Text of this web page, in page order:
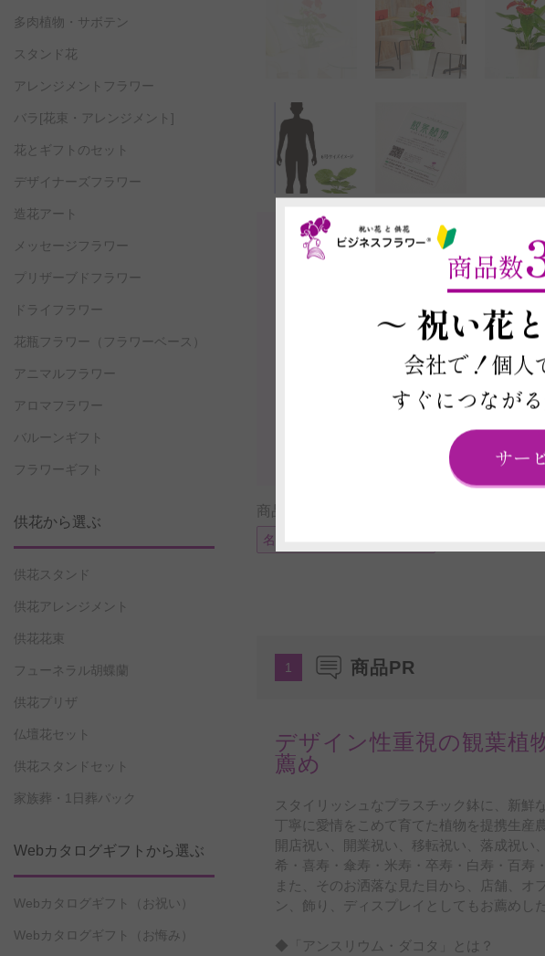
商品に付帯可能なサービス
名札またはメッセージカード
1 商品PR
デザイン性重視の観葉植
薦め
スタイリッシュなプラスチック鉢に、新鮮
丁寧に愛情をこめて育てた植物を提携生産
開店祝い、開業祝い、移転祝い、落成祝
希・喜寿・傘寿・米寿・卒寿・白寿・百寿
また、そのお洒落な見た目から、店舗、
ン、飾り、ディスプレイとしてもお薦めし
◆「アンスリウム・ダコタ」とは？
多肉植物・サボテン
スタンド花
アレンジメントフラワー
バラ[花束・アレンジメント]
花とギフトのセット
デザイナーズフラワー
造花アート
メッセージフラワー
プリザーブドフラワー
ドライフラワー
花瓶フラワー （フラワーベース）
アニマルフラワー
アロマフラワー
バルーンギフト
フラワーギフト
供花から選ぶ
供花スタンド
供花アレンジメント
供花花束
フューネラル胡蝶蘭
供花プリザ
仏壇花セット
供花スタンドセット
家族葬・1日葬パック
Webカタログギフトから選ぶ
Webカタログギフト（お祝い）
Webカタログギフト（お悔み）
商品数
～ 祝い花
会社で！個人
すぐにつなが
サー